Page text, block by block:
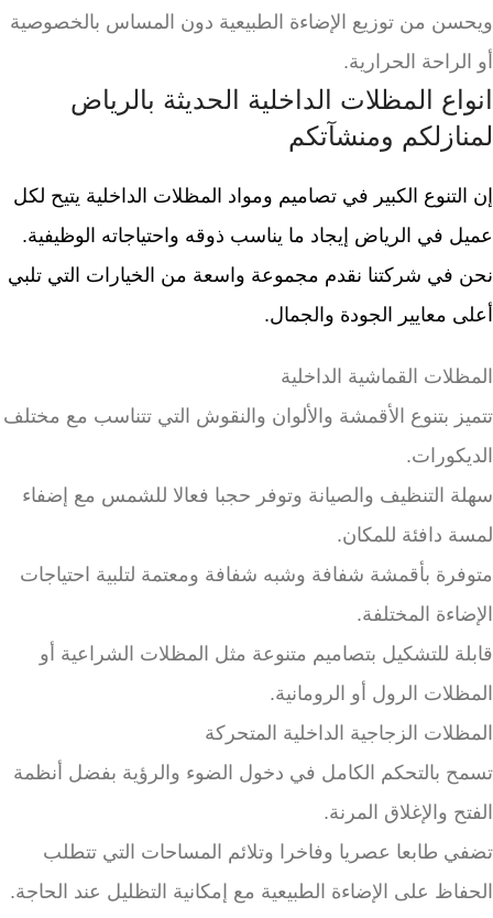
ويحسن من توزيع الإضاءة الطبيعية دون المساس بالخصوصية
أو الراحة الحرارية.
انواع المظلات الداخلية الحديثة بالرياض
لمنازلكم ومنشآتكم
إن التنوع الكبير في تصاميم ومواد المظلات الداخلية يتيح لكل
عميل في الرياض إيجاد ما يناسب ذوقه واحتياجاته الوظيفية.
نحن في شركتنا نقدم مجموعة واسعة من الخيارات التي تلبي
أعلى معايير الجودة والجمال.
المظلات القماشية الداخلية
تتميز بتنوع الأقمشة والألوان والنقوش التي تتناسب مع مختلف
الديكورات.
سهلة التنظيف والصيانة وتوفر حجبا فعالا للشمس مع إضفاء
لمسة دافئة للمكان.
متوفرة بأقمشة شفافة وشبه شفافة ومعتمة لتلبية احتياجات
الإضاءة المختلفة.
قابلة للتشكيل بتصاميم متنوعة مثل المظلات الشراعية أو
المظلات الرول أو الرومانية.
المظلات الزجاجية الداخلية المتحركة
تسمح بالتحكم الكامل في دخول الضوء والرؤية بفضل أنظمة
الفتح والإغلاق المرنة.
تضفي طابعا عصريا وفاخرا وتلائم المساحات التي تتطلب
الحفاظ على الإضاءة الطبيعية مع إمكانية التظليل عند الحاجة.